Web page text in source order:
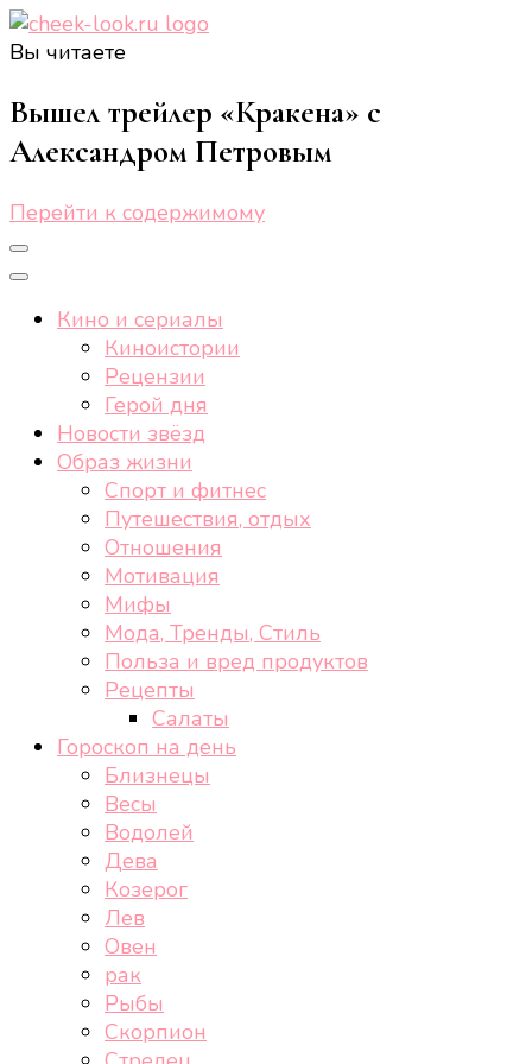
здоровом образе жизни, спорте, стиле, отдыхе и
еде.
Вы читаете
Вышел трейлер «Кракена» с
Александром Петровым
Перейти к содержимому
Кино и сериалы
Киноистории
Рецензии
Герой дня
Новости звёзд
Образ жизни
Спорт и фитнес
Путешествия, отдых
Отношения
Мотивация
Мифы
Мода, Тренды, Стиль
Польза и вред продуктов
Рецепты
Салаты
Гороскоп на день
Близнецы
Весы
Водолей
Дева
Козерог
Лев
Овен
рак
Рыбы
Скорпион